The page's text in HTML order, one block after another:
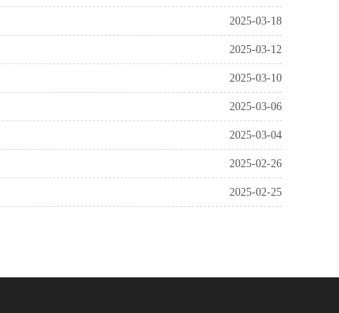
2025-03-18
2025-03-12
2025-03-10
2025-03-06
2025-03-04
2025-02-26
2025-02-25